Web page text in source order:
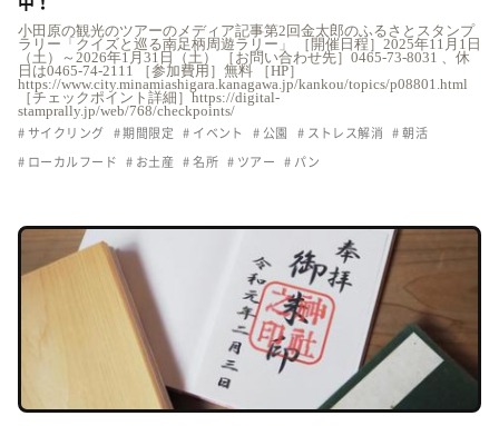
小田原の観光のツアーのメディア記事第2回金太郎のふるさとスタンプ
ラリー「クイズと巡る南足柄周遊ラリー」 ［開催日程］2025年11月1日
（土）～2026年1月31日（土） ［お問い合わせ先］0465-73-8031 、休
日は0465-74-2111 ［参加費用］無料 ［HP］
https://www.city.minamiashigara.kanagawa.jp/kankou/topics/p08801.html
［チェックポイント詳細］https://digital-
stamprally.jp/web/768/checkpoints/
サイクリング 期間限定 イベント 公園 ストレス解消 朝活
ローカルフード お土産 名所 ツアー パン